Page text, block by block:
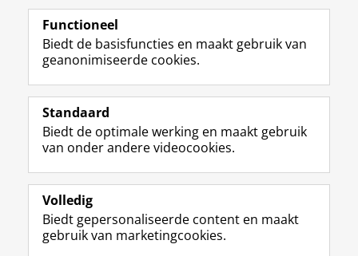
Volg de RUG
F
a
e
b
o
p
a
L
i
k
e
I
-
p
R
S
-
f
e
R
I
n
t
r
m
Y
o
T
e
k
Studiekiezers
Alumni
Over ons
Functioneel
Biedt de basisfuncties en maakt gebruik van
geanonimiseerde cookies.
Standaard
Biedt de optimale werking en maakt gebruik
van onder andere videocookies.
Volledig
Biedt gepersonaliseerde content en maakt
gebruik van marketingcookies.